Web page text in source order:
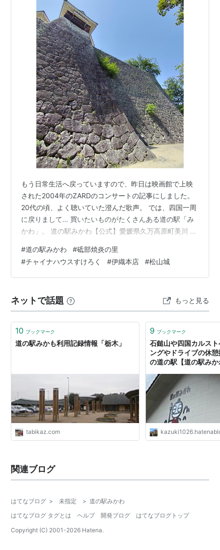
もう日常生活へ戻っていますので、昨日は映画館で上映
された2004年のZARDのコンサートの記事にしました。
20代の頃、よく聴いていた澄んだ歌声。 では、四国一周
に戻りまして… 買いたいものがたくさんある道の駅「み
かわ」。 道の駅みかわ【公式】愛媛県久万高原町美川 シ
した。 冷蔵かー。 味つきコンニャクは梅とペッパーにし
よう。 エノキ、自分でも干すことはあるけれど味つきは
興味ある。 「バイヤー一押し」ならば試してみる、全種
こから楽しむ | 砥部焼観光センター炎の里 すてきだな、
と思うものはい…
#道の駅みかわ #砥部焼炎の里
#チャイナハウスすけろく #伊織本店 #松山城
ネットで話題 もっと見る
10 ブックマーク
道の駅みかも利用記録情報「栃木」
tabikaz.com
9 ブックマーク
石鎚山や四国カルス
ングやドライブの休
の道の駅【道の駅み
らこれも試してみた
にさせられる道の駅
のメモリーBlog
関連ブログ
はてなブログ > 未指定 > 道の駅みかわ
はてなブログ タグとは
ヘルプ 開発ブログ
はてなブログトップ
Copyright (C) 2001-2026 Hatena.